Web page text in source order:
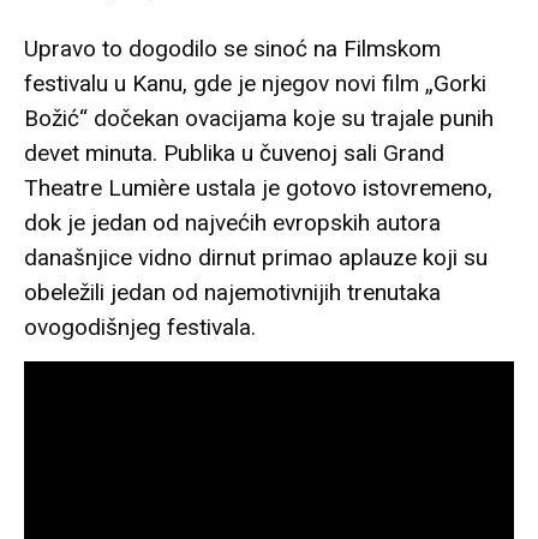
Upravo to dogodilo se sinoć na Filmskom
festivalu u Kanu, gde je njegov novi film „Gorki
Božić“ dočekan ovacijama koje su trajale punih
devet minuta. Publika u čuvenoj sali Grand
Theatre Lumière ustala je gotovo istovremeno,
dok je jedan od najvećih evropskih autora
današnjice vidno dirnut primao aplauze koji su
obeležili jedan od najemotivnijih trenutaka
ovogodišnjeg festivala.